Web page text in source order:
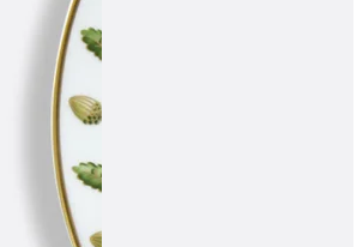
Принимаю условия
Согласен(-на) получать